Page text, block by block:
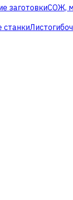
заготовкиСОЖ,
станки